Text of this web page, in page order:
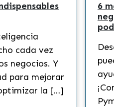
cada vez
negocios. Y
para mejorar
la […]
6